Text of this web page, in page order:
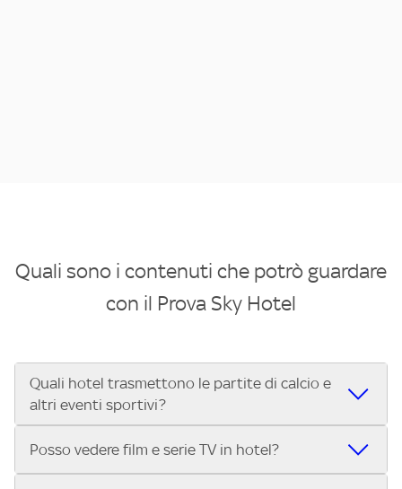
Quali sono i contenuti che potrò guardare
con il Prova Sky Hotel
Quali hotel trasmettono le partite di calcio e
altri eventi sportivi?
Se cerchi un hotel dove poter vedere le partite di Serie A,
Posso vedere film e serie TV in hotel?